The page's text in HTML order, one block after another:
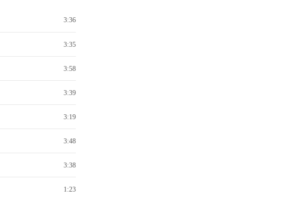
3:36
3:35
3:58
3:39
3:19
3:48
3:38
1:23